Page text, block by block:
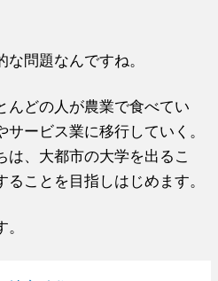
な問題なんですね。
んどの人が農業で食べてい
ービス業に移行していく。
は、大都市の大学を出るこ
ることを目指しはじめます。